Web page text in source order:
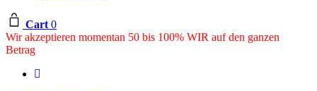
Cart 0
Wir akzeptieren momentan 50 bis 100% WIR auf den ganzen
Betrag